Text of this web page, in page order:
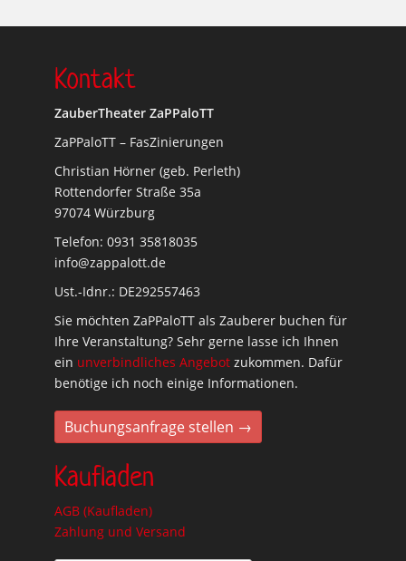
Kontakt
ZauberTheater ZaPPaloTT
ZaPPaloTT – FasZinierungen
Christian Hörner (geb. Perleth)
Rottendorfer Straße 35a
97074 Würzburg
Telefon: 0931 35818035
info@zappalott.de
Ust.-Idnr.: DE292557463
Sie möchten ZaPPaloTT als Zauberer buchen für
Ihre Veranstaltung? Sehr gerne lasse ich Ihnen
ein unverbindliches Angebot zukommen. Dafür
benötige ich noch einige Informationen.
Buchungsanfrage stellen →
Kaufladen
AGB (Kaufladen)
Zahlung und Versand